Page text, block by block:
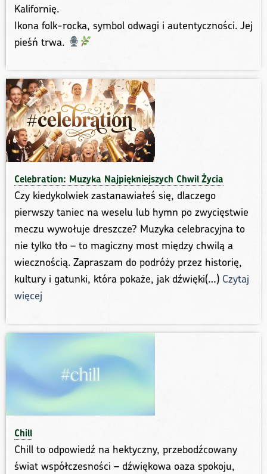
Kalifornię.
Ikona folk-rocka, symbol odwagi i autentyczności. Jej
pieśń trwa.
Celebration: Muzyka Najpiękniejszych Chwil Życia
Czy kiedykolwiek zastanawiałeś się, dlaczego
pierwszy taniec na weselu lub hymn po zwycięstwie
meczu wywołuje dreszcze? Muzyka celebracyjna to
nie tylko tło – to magiczny most między chwilą a
wiecznością. Zapraszam do podróży przez historię,
kultury i gatunki, która pokaże, jak dźwięki(…) Czytaj
więcej
Chill
Chill to odpowiedź na hektyczny, przebodźcowany
świat współczesności – dźwiękowa oaza spokoju,